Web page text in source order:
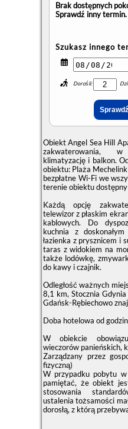
Brak dostępnych
Sprawdź inny termin.
Szukasz innego
Dorośli:
Obiekt Angel Sea Hill
zakwaterowania,
klimatyzację i balkon.
obiektu: Plaża
bezpłatne Wi-Fi we
terenie obiektu
Każdą opcję
telewizor z płaskim
kablowych. Do
kuchnia z
łazienka z prysznicem i
taras z widokiem na
także lodówkę,
do kawy i czajnik.
Odległość ważnych
8,1 km, Stocznia
Gdańsk-Rębiechowo
Doba hotelowa od
W obiekcie
wieczorów panieńskich,
Zarządzany przez
fizyczną)
W przypadku pobytu
pamiętać, że obiekt
stosowania
ustalenia tożsamości
dorosłą, z którą